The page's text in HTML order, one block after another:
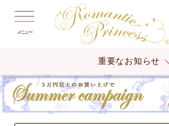
メニュー
重要なお知らせ